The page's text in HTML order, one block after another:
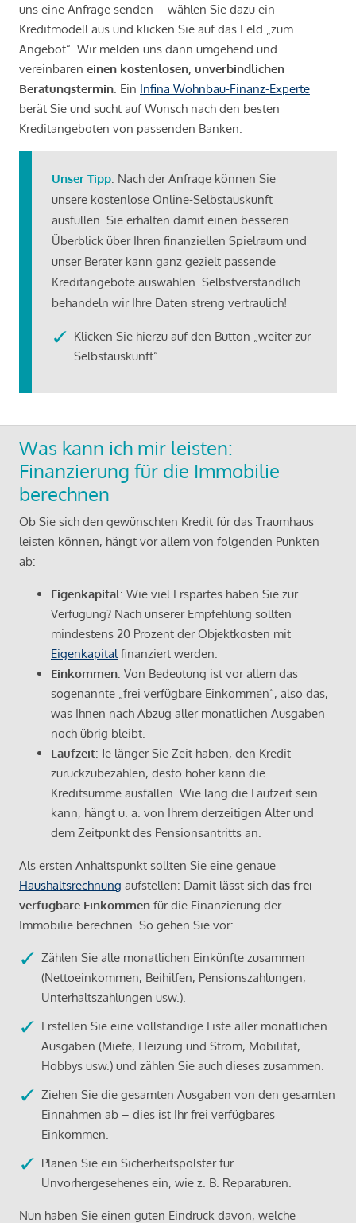
uns eine Anfrage senden – wählen Sie dazu ein
Kreditmodell aus und klicken Sie auf das Feld „zum
Angebot“. Wir melden uns dann umgehend und
vereinbaren einen kostenlosen, unverbindlichen
Beratungstermin . Ein Infina Wohnbau-Finanz-Experte
berät Sie und sucht auf Wunsch nach den besten
Kreditangeboten von passenden Banken.
Unser Tipp: Nach der Anfrage können Sie
unsere kostenlose Online-Selbstauskunft
ausfüllen. Sie erhalten damit einen besseren
Überblick über Ihren finanziellen Spielraum und
unser Berater kann ganz gezielt passende
Kreditangebote auswählen. Selbstverständlich
behandeln wir Ihre Daten streng vertraulich!
Klicken Sie hierzu auf den Button „weiter zur
Selbstauskunft“.
Was kann ich mir leisten:
Finanzierung für die Immobilie
berechnen
Ob Sie sich den gewünschten Kredit für das Traumhaus
leisten können, hängt vor allem von folgenden Punkten
ab:
Eigenkapital: Wie viel Erspartes haben Sie zur
Verfügung? Nach unserer Empfehlung sollten
mindestens 20 Prozent der Objektkosten mit
Eigenkapital finanziert werden.
Einkommen: Von Bedeutung ist vor allem das
sogenannte „frei verfügbare Einkommen“, also das,
was Ihnen nach Abzug aller monatlichen Ausgaben
noch übrig bleibt.
Laufzeit: Je länger Sie Zeit haben, den Kredit
zurückzubezahlen, desto höher kann die
Kreditsumme ausfallen. Wie lang die Laufzeit sein
kann, hängt u. a. von Ihrem derzeitigen Alter und
dem Zeitpunkt des Pensionsantritts an.
Als ersten Anhaltspunkt sollten Sie eine genaue
Haushaltsrechnung aufstellen: Damit lässt sich das frei
verfügbare Einkommen für die Finanzierung der
Immobilie berechnen. So gehen Sie vor:
Zählen Sie alle monatlichen Einkünfte zusammen
(Nettoeinkommen, Beihilfen, Pensionszahlungen,
Unterhaltszahlungen usw.).
Erstellen Sie eine vollständige Liste aller monatlichen
Ausgaben (Miete, Heizung und Strom, Mobilität,
Hobbys usw.) und zählen Sie auch dieses zusammen.
Ziehen Sie die gesamten Ausgaben von den gesamten
Einnahmen ab – dies ist Ihr frei verfügbares
Einkommen.
Planen Sie ein Sicherheitspolster für
Unvorhergesehenes ein, wie z. B. Reparaturen.
Nun haben Sie einen guten Eindruck davon, welche